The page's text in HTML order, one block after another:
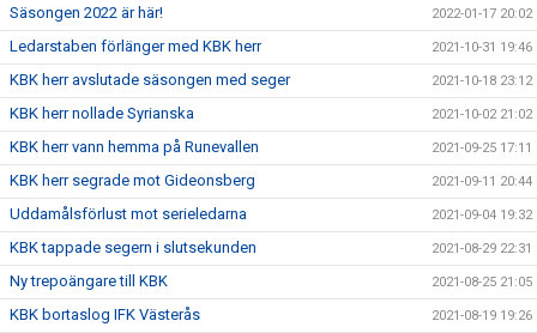
Säsongen 2022 är här! 2022-01-17 20:02
Ledarstaben förlänger med KBK herr 2021-10-31 19:46
KBK herr avslutade säsongen med seger 2021-10-18 23:12
KBK herr nollade Syrianska 2021-10-02 21:02
KBK herr vann hemma på Runevallen 2021-09-25 17:11
KBK herr segrade mot Gideonsberg 2021-09-11 20:44
Uddamålsförlust mot serieledarna 2021-09-04 19:32
KBK tappade segern i slutsekunden 2021-08-29 22:31
Ny trepoängare till KBK 2021-08-25 21:05
KBK bortaslog IFK Västerås 2021-08-19 19:26